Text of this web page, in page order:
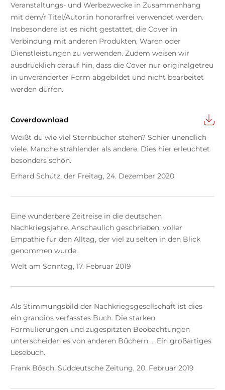
Veranstaltungs- und Werbezwecke in Zusammenhang
mit dem/r Titel/Autor:in honorarfrei verwendet werden.
Insbesondere ist es nicht gestattet, die Cover in
Verbindung mit anderen Produkten, Waren oder
Dienstleistungen zu verwenden. Zudem weisen wir
ausdrücklich darauf hin, dass die Cover nur originalgetreu
in unveränderter Form abgebildet und nicht bearbeitet
werden dürfen.
Coverdownload
Weißt du wie viel Sternbücher stehen? Schier unendlich
viele. Manche strahlender als andere. Dies hier erleuchtet
besonders schön.
Erhard Schütz, der Freitag, 24. Dezember 2020
Eine wunderbare Zeitreise in die deutschen
Nachkriegsjahre. Anschaulich geschrieben, voller
Empathie für den Alltag, der viel zu selten in den Blick
genommen wurde.
Welt am Sonntag, 17. Februar 2019
Als Stimmungsbild der Nachkriegsgesellschaft ist dies
ein grandios verfasstes Buch. Die starken
Formulierungen und zugespitzten Beobachtungen
unterscheiden es von anderen Büchern ... Ein großartiges
Lesebuch.
Frank Bösch, Süddeutsche Zeitung, 20. Februar 2019